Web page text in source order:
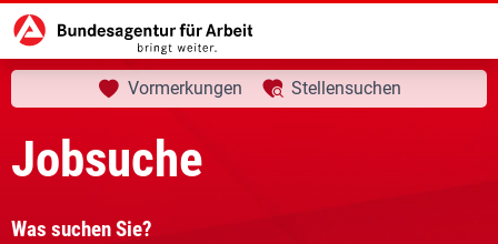
Startseite Jobsuche aktuelle Seite:
Ihre Suche
Vormerkungen Stellensuchen
Jobsuche
Was suchen Sie?